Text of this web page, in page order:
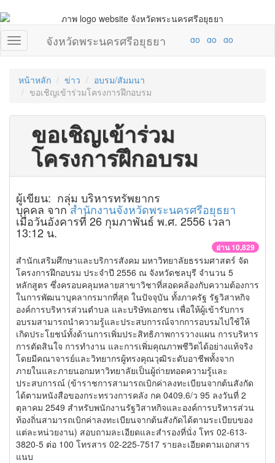
จังหวัดพระนครศรีอยุธยา
หน้าหลัก ข่าว
อบรม/สัมมนา
ขอเชิญเข้าร่วมโครงการฝึกอบรม
ขอเชิญเข้าร่วม
โครงการฝึกอบรม
ผู้เขียน: กลุ่ม บริหารทรัพยากร
บุคคล จากสำนักงานจังหวัดพระนครศรีอยุธยา
เมื่อวันอังคารที่ 26 กุมภาพันธ์ พ.ศ. 2556 เวลา
13:12 น.
อ่าน 10,829
สำนักเสริมศึกษาและบริการสังคม มหาวิทยาลัยธรรมศาสตร์ จัด
โครงการฝึกอบรม ประจำปี 2556 ณ จังหวัดชลบุรี จำนวน 5
หลักสูตร ซึ่งครอบคลุมหลายสาขาวิชาที่สอดคล้องกับความต้องการ
ในการพัฒนาบุคลากรมากที่สุด ในปัจจุบัน ทั้งภาครัฐ รัฐวิสาหกิจ
องค์การบริหารส่วนตำบล และบริษัทเอกชน เพื่อให้ผู้เข้ารับการ
อบรมสามารถนำความรู้และประสบการณ์จากการอบรมไปใช้ให้
เกิดประโยชน์ทั้งด้านการเพิ่มประสิทธิภาพการวางแผน การบริหาร
การตัดสินใจ การทำงาน และการเพิ่มคุณภาพชีวิตได้อย่างแท้จริง
โดยมีคณาจารย์และวิทยากรผู้ทรงคุณวุฒิระดับอาชีพทั้งจาก
ภายในและภายนอกมหาวิทยาลัยเป็นผู้ถ่ายทอดความรู้และ
ประสบการณ์ (ข้าราชการสามารถเบิกค่าลงทะเบียนจากต้นสังกัด
ได้ตามหนังสือของกระทรวงการคลัง กค 0409.6/ว 95 ลงวันที่ 2
ตุลาคม 2549 สำหรับพนักงานรัฐวิสาหกิจและองค์การบริหารส่วน
ท้องถิ่นสามารถเบิกค่าลงทะเบียนจากต้นสังกัดได้ตามระเบียบของ
แต่ละหน่วยงาน) สอบถามละเอียดและสำรองที่นั่ง โทร 02-613-
3820-5 ต่อ 100 โทรสาร 02-225-7517 รายละเอียดตามเอกสาร
แนบ